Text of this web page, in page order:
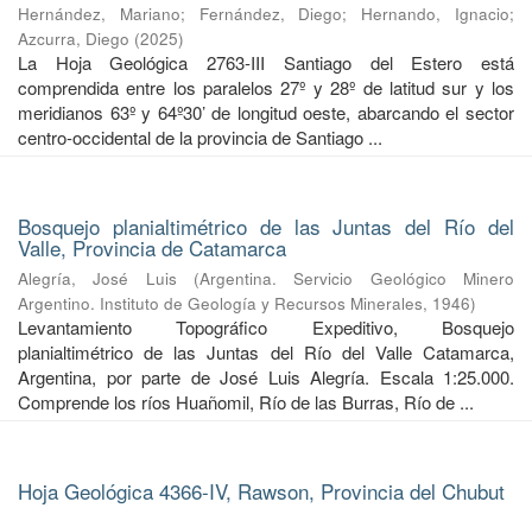
Hernández, Mariano; Fernández, Diego; Hernando, Ignacio;
Azcurra, Diego (2025)
La Hoja Geológica 2763-III Santiago del Estero está
comprendida entre los paralelos 27º y 28º de latitud sur y los
meridianos 63º y 64º30’ de longitud oeste, abarcando el sector
centro-occidental de la provincia de Santiago ...
Bosquejo planialtimétrico de las Juntas del Río del
Valle, Provincia de Catamarca
Alegría, José Luis (Argentina. Servicio Geológico Minero
Argentino. Instituto de Geología y Recursos Minerales, 1946)
Levantamiento Topográfico Expeditivo, Bosquejo
planialtimétrico de las Juntas del Río del Valle Catamarca,
Argentina, por parte de José Luis Alegría. Escala 1:25.000.
Comprende los ríos Huañomil, Río de las Burras, Río de ...
Hoja Geológica 4366-IV, Rawson, Provincia del Chubut